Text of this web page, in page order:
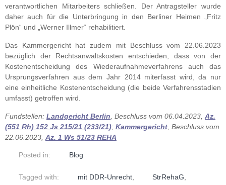
verantwortlichen Mitarbeiters schließen. Der Antragsteller wurde
daher auch für die Unterbringung in den Berliner Heimen „Fritz
Plön“ und „Werner Illmer“ rehabilitiert.
Das Kammergericht hat zudem mit Beschluss vom 22.06.2023
bezüglich der Rechtsanwaltskosten entschieden, dass von der
Kostenentscheidung des Wiederaufnahmeverfahrens auch das
Ursprungsverfahren aus dem Jahr 2014 miterfasst wird, da nur
eine einheitliche Kostenentscheidung (die beide Verfahrensstadien
umfasst) getroffen wird.
Fundstellen: Landgericht Berlin , Beschluss vom 06.04.2023, Az.
(551 Rh) 152 Js 215/21 (233/21); Kammergericht , Beschluss vom
22.06.2023, Az. 1 Ws 51/23 REHA
Posted in: Blog
Tagged with: mit DDR-Unrecht, StrRehaG